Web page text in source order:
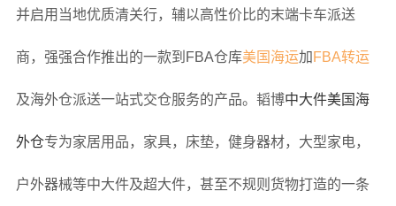
并启用当地优质清关行，辅以高性价比的末端卡车派送
商，强强合作推出的一款到FBA仓库美国海运加 FBA转运
及海外仓派送一站式交仓服务的产品。韬博中大件美国海
外仓专为家居用品，家具，床垫，健身器材，大型家电，
户外器械等中大件及超大件，甚至不规则货物打造的一条